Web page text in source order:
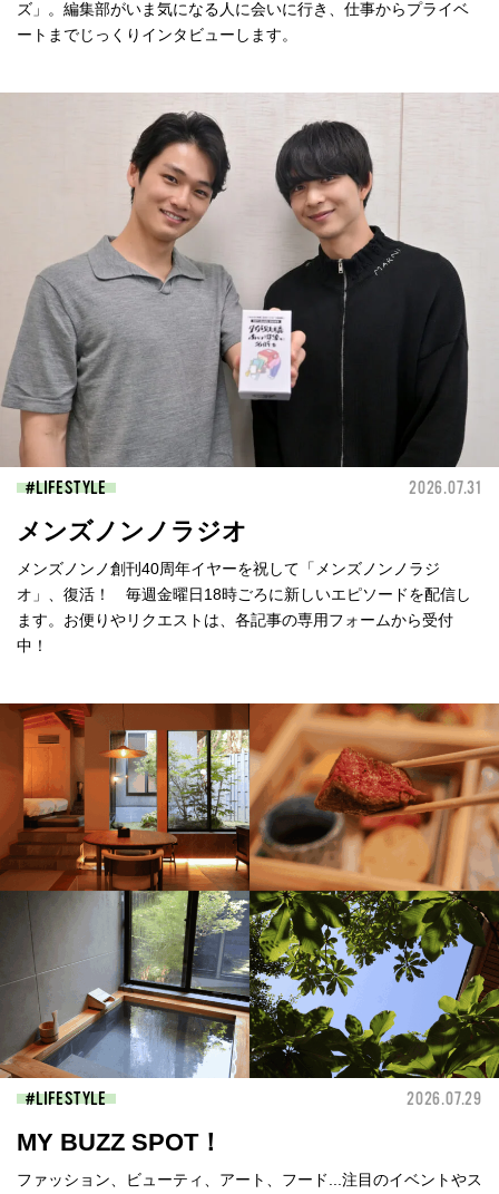
ズ」。編集部がいま気になる人に会いに行き、仕事からプライベ
ートまでじっくりインタビューします。
LIFESTYLE 2026.07.31
メンズノンノラジオ
メンズノンノ創刊40周年イヤーを祝して「メンズノンノラジ
オ」、復活！ 毎週金曜日18時ごろに新しいエピソードを配信し
ます。お便りやリクエストは、各記事の専用フォームから受付
中！
LIFESTYLE 2026.07.29
MY BUZZ SPOT！
ファッション、ビューティ、アート、フード...注目のイベントやス